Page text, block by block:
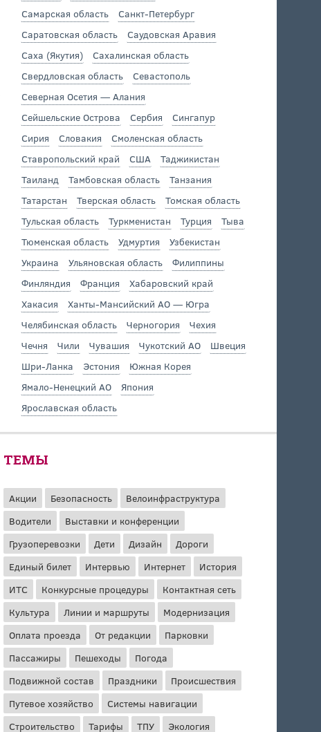
Самарская область
Санкт-Петербург
Саратовская область
Саудовская Аравия
Саха (Якутия)
Сахалинская область
Свердловская область
Севастополь
Северная Осетия — Алания
Сейшельские Острова
Сербия
Сингапур
Сирия
Словакия
Смоленская область
Ставропольский край
США
Таджикистан
Таиланд
Тамбовская область
Танзания
Татарстан
Тверская область
Томская область
Тульская область
Туркменистан Турция
Тыва
Тюменская область
Удмуртия
Узбекистан
Украина
Ульяновская область
Филиппины
Финляндия
Франция
Хабаровский край
Хакасия
Ханты-Мансийский АО — Югра
Челябинская область
Черногория
Чехия
Чечня
Чили Чувашия Чукотский АО
Швеция
Шри-Ланка
Эстония
Южная Корея
Ямало-Ненецкий АО
Япония
Ярославская область
ТЕМЫ
Акции Безопасность
Велоинфраструктура
Водители
Выставки и конференции
Грузоперевозки
Дети Дизайн
Дороги
Единый билет
Интервью Интернет
История
ИТС
Конкурсные процедуры
Контактная сеть
Культура
Линии и маршруты
Модернизация
Оплата проезда
От редакции
Парковки
Пассажиры
Пешеходы
Погода
Подвижной состав
Праздники
Происшествия
Путевое хозяйство
Системы навигации
Строительство
Тарифы ТПУ Экология